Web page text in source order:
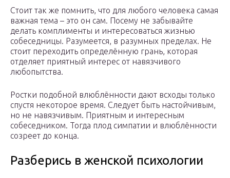
Стоит так же помнить, что для любого человека самая
важная тема – это он сам. Посему не забывайте
делать комплименты и интересоваться жизнью
собеседницы. Разумеется, в разумных пределах. Не
стоит переходить определённую грань, которая
отделяет приятный интерес от навязчивого
любопытства.
Ростки подобной влюблённости дают всходы только
спустя некоторое время. Следует быть настойчивым,
но не навязчивым. Приятным и интересным
собеседником. Тогда плод симпатии и влюблённости
созреет до конца.
Разберись в женской психологии